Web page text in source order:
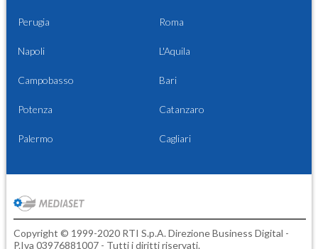
Perugia Roma
Napoli L'Aquila
Campobasso Bari
Potenza Catanzaro
Palermo Cagliari
Copyright © 1999-2020 RTI S.p.A. Direzione Business Digital -
P.Iva 03976881007 - Tutti i diritti riservati.